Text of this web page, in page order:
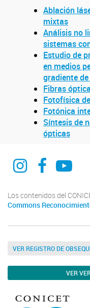
Ablación
mixtas
Análisis no
sistemas
Estudio de
en medios
gradiente
Fibras
Fotofísica
Fotónica
Síntesis de
ópticas
CIOp webCIOp La PlataCIOp La PLata
Los contenidos del
Commons
VER REGISTRO DE
VER